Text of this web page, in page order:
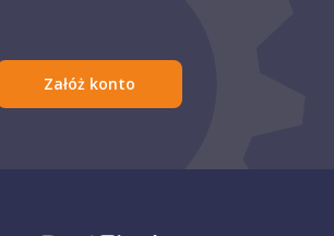
Załóż konto